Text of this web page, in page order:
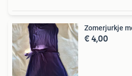
Zomerjurkje
€ 4,00